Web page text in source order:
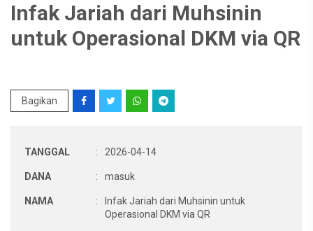
Infak Jariah dari Muhsinin
untuk Operasional DKM via QR
Bagikan
TANGGAL : 2026-04-14
DANA : masuk
NAMA :
Infak Jariah dari Muhsinin untuk
Operasional DKM via QR